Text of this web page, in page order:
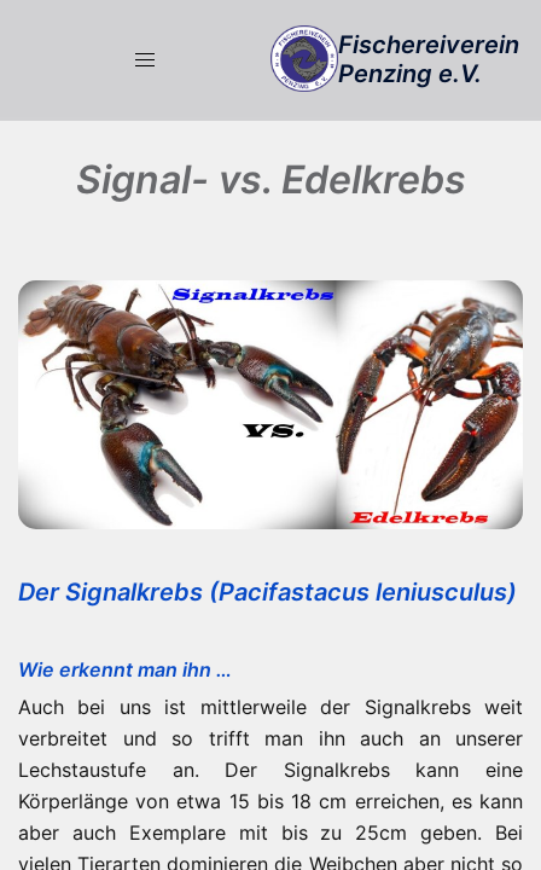
Fischereiverein
Penzing e.V.
Signal- vs. Edelkrebs
Der Signalkrebs (Pacifastacus leniusculus)
Wie erkennt man ihn …
Auch bei uns ist mittlerweile der Signalkrebs weit
verbreitet und so trifft man ihn auch an unserer
Lechstaustufe an. Der Signalkrebs kann eine
Körperlänge von etwa 15 bis 18 cm erreichen, es kann
aber auch Exemplare mit bis zu 25cm geben. Bei
vielen Tierarten dominieren die Weibchen aber nicht so